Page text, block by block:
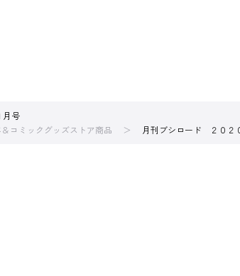
月号
コミックグッズストア商品 月刊ブシロード ２０２